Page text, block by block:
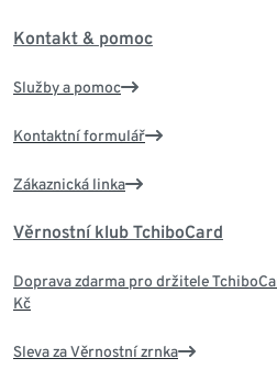
Kontakt & pomoc
Služby a pomoc
Kontaktní formulář
Zákaznická linka
Věrnostní klub TchiboCard
Doprava zdarma pro držitele
Kč
Sleva za Věrnostní zrnka